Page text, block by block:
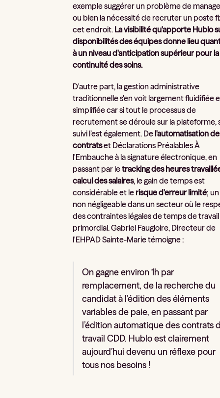
exemple suggérer un problème de
ou bien la nécessité de recruter un poste
cet endroit. La visibilité qu'apporte Hublo
disponibilités des équipes donne lieu
à un niveau d'anticipation supérieur pour la
continuité des soins.
D'autre part, la gestion administrative
traditionnelle s'en voit largement fluidifiée
simplifiée car si tout le processus de
recrutement se déroule sur la plateforme,
suivi l’est également. De l'automatisation
contratset Déclarations Préalables À
l'Embauche à la signature électronique, en
passant par letracking des heures
calcul des salaires, le gain de temps est
considérable et le risque d'erreur limité;
non négligeable dans un secteur où le
des contraintes légales de temps de
primordial. Gabriel Faugloire, Directeur de
l'EHPAD Sainte-Marie témoigne :
On gagne environ 1h par
remplacement, de la recherche du
candidat à l’édition des éléments
variables de paie, en passant par
l’édition automatique des contrats
travail CDD. Hublo est clairement
aujourd’hui devenu un réflexe pour
tous nos besoins !